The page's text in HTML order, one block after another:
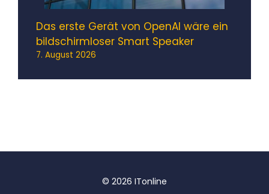
Das erste Gerät von OpenAI wäre ein
bildschirmloser Smart Speaker
7. August 2026
© 2026 ITonline